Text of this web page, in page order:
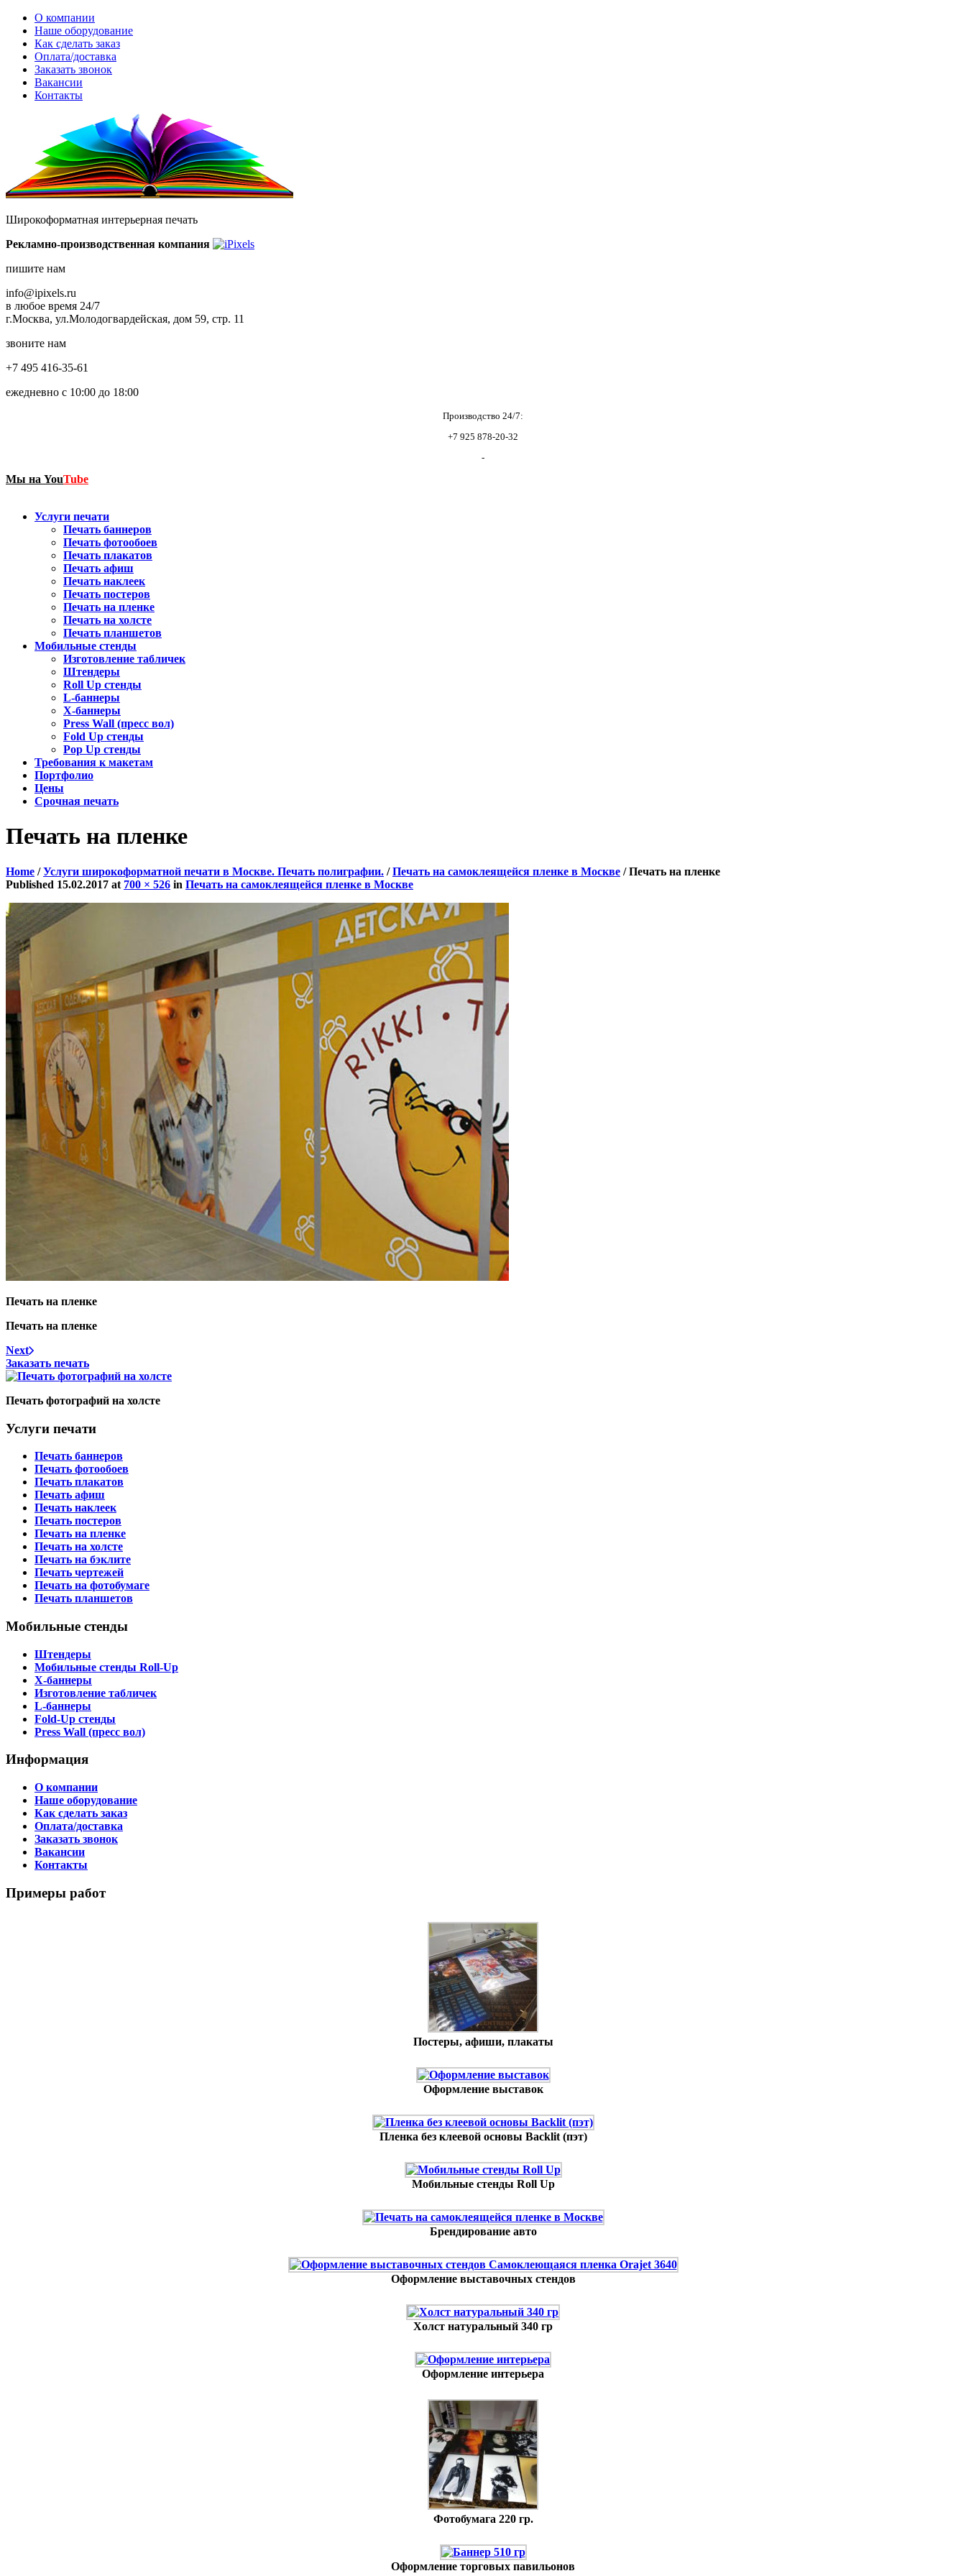
О компании
Наше оборудование
Как сделать заказ
Оплата/доставка
Заказать звонок
Вакансии
Контакты
Широкоформатная интерьерная печать
Рекламно-производственная компания
пишите нам
info@ipixels.ru
в любое время 24/7
г.Москва, ул.Молодогвардейская, дом 59, стр. 11
звоните нам
+7 495 416-35-61
ежедневно с 10:00 до 18:00
Производство 24/7:
+7 925 878-20-32
-
Мы на YouTube
Услуги печати
Печать баннеров
Печать фотообоев
Печать плакатов
Печать афиш
Печать наклеек
Печать постеров
Печать на пленке
Печать на холсте
Печать планшетов
Мобильные стенды
Изготовление табличек
Штендеры
Roll Up стенды
L-баннеры
X-баннеры
Press Wall (пресс вол)
Fold Up стенды
Pop Up стенды
Требования к макетам
Портфолио
Цены
Срочная печать
Печать на пленке
Home /Услуги широкоформатной печати в Москве. Печать полиграфии. /Печать на самоклеящейся пленке в Москве /Печать на пленке
Published 15.02.2017 at 700 × 526 in Печать на самоклеящейся пленке в Москве
Печать на пленке
Печать на пленке
Next
Заказать печать
Печать фотографий на холсте
Услуги печати
Печать баннеров
Печать фотообоев
Печать плакатов
Печать афиш
Печать наклеек
Печать постеров
Печать на пленке
Печать на холсте
Печать на бэклите
Печать чертежей
Печать на фотобумаге
Печать планшетов
Мобильные стенды
Штендеры
Мобильные стенды Roll-Up
X-баннеры
Изготовление табличек
L-баннеры
Fold-Up стенды
Press Wall (пресс вол)
Информация
О компании
Наше оборудование
Как сделать заказ
Оплата/доставка
Заказать звонок
Вакансии
Контакты
Примеры работ
Постеры, афиши, плакаты
Оформление выставок
Пленка без клеевой основы Backlit (пэт)
Мобильные стенды Roll Up
Брендирование авто
Оформление выставочных стендов
Холст натуральный 340 гр
Оформление интерьера
Фотобумага 220 гр.
Оформление торговых павильонов